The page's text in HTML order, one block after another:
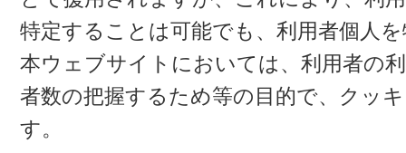
特定することは可能でも、利用者個人
本ウェブサイトにおいては、利用者の
者数の把握するため等の目的で、クッ
す。